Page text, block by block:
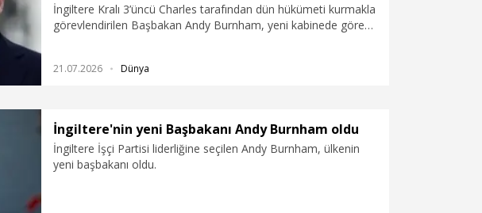
İngiltere Kralı 3’üncü Charles tarafından dün hükümeti kurmakla
görevlendirilen Başbakan Andy Burnham, yeni kabinede görev
21.07.2026 Dünya
İngiltere'nin yeni Başbakanı Andy Burnham oldu
İngiltere İşçi Partisi liderliğine seçilen Andy Burnham, ülkenin
yeni başbakanı oldu.